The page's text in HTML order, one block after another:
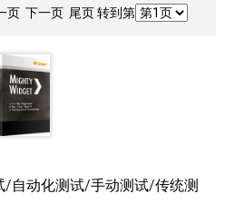
页 下一页 尾页 转到第
/自动化测试/手动测试/传统测